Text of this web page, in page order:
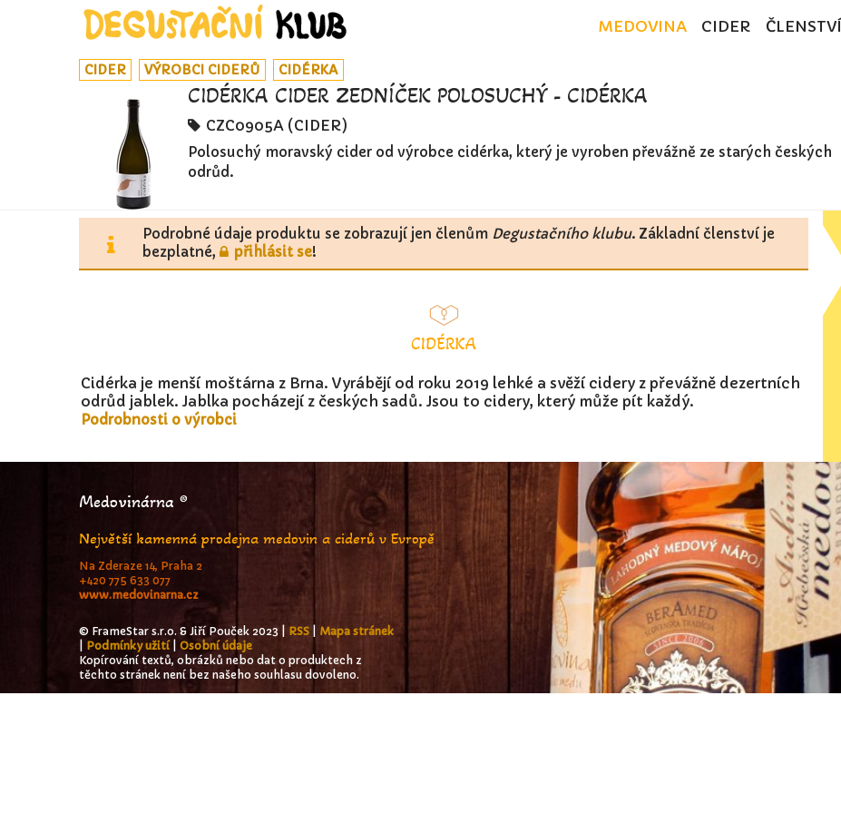
MEDOVINA CIDER ČLENSTVÍ
CIDER VÝROBCI CIDERŮ CIDÉRKA
CIDÉRKA CIDER ZEDNÍČEK POLOSUCHÝ - CIDÉRKA
CZC0905A (CIDER)
Polosuchý moravský cider od výrobce cidérka, který je vyroben převážně ze starých českých
odrůd.
Podrobné údaje produktu se zobrazují jen členům Degustačního klubu. Základní členství je
bezplatné,
přihlásit se!
CIDÉRKA
Cidérka je menší moštárna z Brna. Vyrábějí od roku 2019 lehké a svěží cidery z převážně dezertních
odrůd jablek. Jablka pocházejí z českých sadů. Jsou to cidery, který může pít každý.
Podrobnosti o výrobci
Medovinárna ®
Největší kamenná prodejna medovin a ciderů v Evropě
Na Zderaze 14, Praha 2
+420 775 633 077
www.medovinarna.cz
© FrameStar s.r.o. & Jiří Pouček 2023 | RSS
Mapa stránek
Podmínky užití| Osobní údaje
Kopírování textů, obrázků nebo dat o produktech z
těchto stránek není bez našeho souhlasu dovoleno.